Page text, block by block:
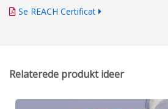
Se REACH Certificat
Relaterede produkt ideer